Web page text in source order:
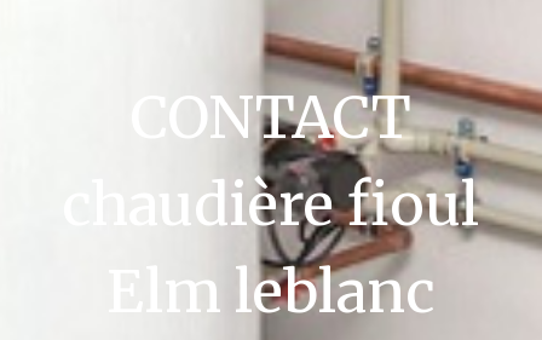
CONTACT
chaudière fioul
Elm leblanc